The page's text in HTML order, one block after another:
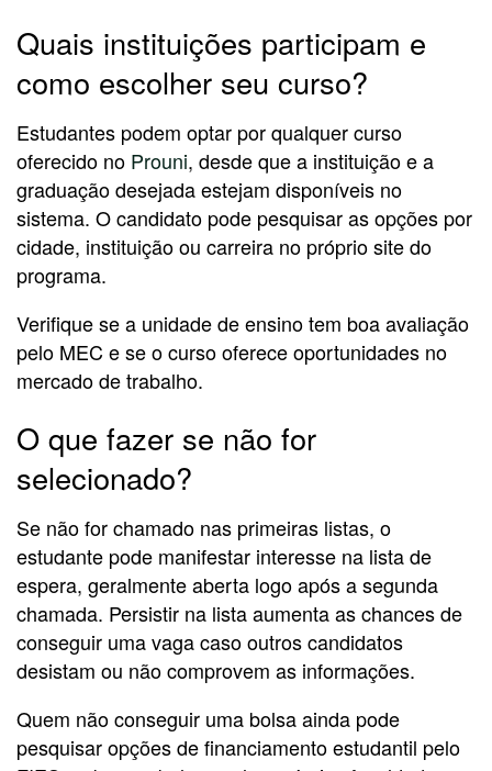
Quais instituições participam e
como escolher seu curso?
Estudantes podem optar por qualquer curso
oferecido no Prouni, desde que a instituição e a
graduação desejada estejam disponíveis no
sistema. O candidato pode pesquisar as opções por
cidade, instituição ou carreira no próprio site do
programa.
Verifique se a unidade de ensino tem boa avaliação
pelo MEC e se o curso oferece oportunidades no
mercado de trabalho.
O que fazer se não for
selecionado?
Se não for chamado nas primeiras listas, o
estudante pode manifestar interesse na lista de
espera, geralmente aberta logo após a segunda
chamada. Persistir na lista aumenta as chances de
conseguir uma vaga caso outros candidatos
desistam ou não comprovem as informações.
Quem não conseguir uma bolsa ainda pode
pesquisar opções de financiamento estudantil pelo